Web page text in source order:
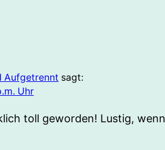
Aufgetrennt sagt:
Uhr
toll geworden! Lustig,